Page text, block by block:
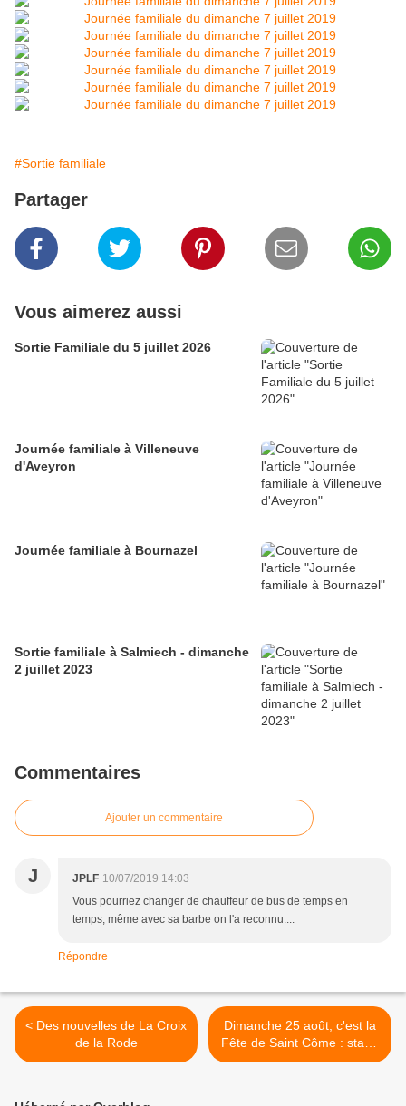
#Sortie familiale
Partager
Vous aimerez aussi
Sortie Familiale du 5 juillet 2026
Journée familiale à Villeneuve
d'Aveyron
Journée familiale à Bournazel
Sortie familiale à Salmiech - dimanche
2 juillet 2023
Commentaires
Ajouter un commentaire
J JPLF 10/07/2019 14:03
Vous pourriez changer de chauffeur de bus de temps en
temps, même avec sa barbe on l'a reconnu....
Répondre
< Des nouvelles de La Croix
de la Rode
Dimanche 25 août, c'est la
Fête de Saint Côme : stand
de gâteaux du Club de